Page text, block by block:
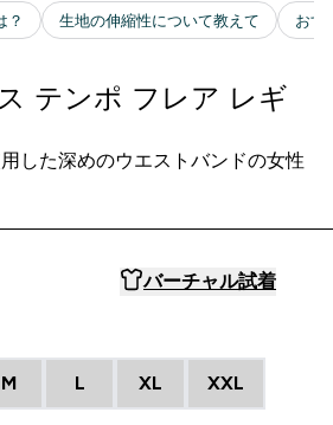
テンポ フレア レギ
した深めのウエストバンドの女性
バーチャル試着
M L XL XXL